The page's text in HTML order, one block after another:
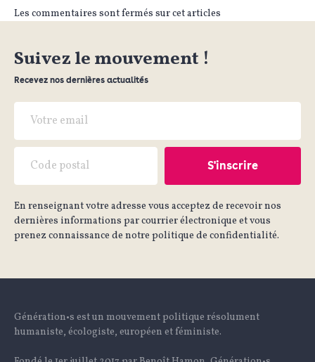
Les commentaires sont fermés sur cet articles
Suivez le mouvement !
Recevez nos dernières actualités
En renseignant votre adresse vous acceptez de recevoir nos
dernières informations par courrier électronique et vous
prenez connaissance de notre politique de confidentialité.
Génération•s est un mouvement politique résolument
humaniste, écologiste, européen et féministe.